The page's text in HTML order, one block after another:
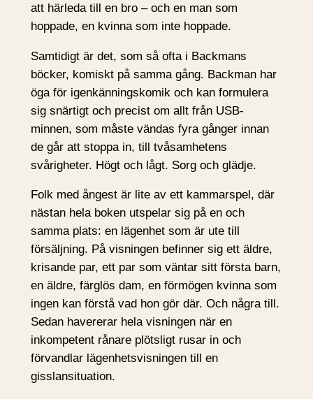
att härleda till en bro – och en man som
hoppade, en kvinna som inte hoppade.
Samtidigt är det, som så ofta i Backmans
böcker, komiskt på samma gång. Backman har
öga för igenkänningskomik och kan formulera
sig snärtigt och precist om allt från USB-
minnen, som måste vändas fyra gånger innan
de går att stoppa in, till tvåsamhetens
svårigheter. Högt och lågt. Sorg och glädje.
Folk med ångest är lite av ett kammarspel, där
nästan hela boken utspelar sig på en och
samma plats: en lägenhet som är ute till
försäljning. På visningen befinner sig ett äldre,
krisande par, ett par som väntar sitt första barn,
en äldre, färglös dam, en förmögen kvinna som
ingen kan förstå vad hon gör där. Och några till.
Sedan havererar hela visningen när en
inkompetent rånare plötsligt rusar in och
förvandlar lägenhetsvisningen till en
gisslansituation.